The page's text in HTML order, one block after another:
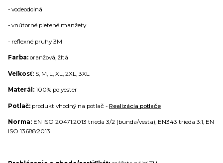
- vodeodolná
- vnútorné pletené manžety
- reflexné pruhy 3M
Farba: oranžová, žltá
Veľkosť: S, M, L, XL, 2XL, 3XL
Materál: 100% polyester
Potlač: produkt vhodný na potlač - Realizácia potlače
Norma: EN ISO 20471:2013 trieda 3/2 (bunda/vesta), EN343 trieda 3:1, EN
ISO 13688:2013